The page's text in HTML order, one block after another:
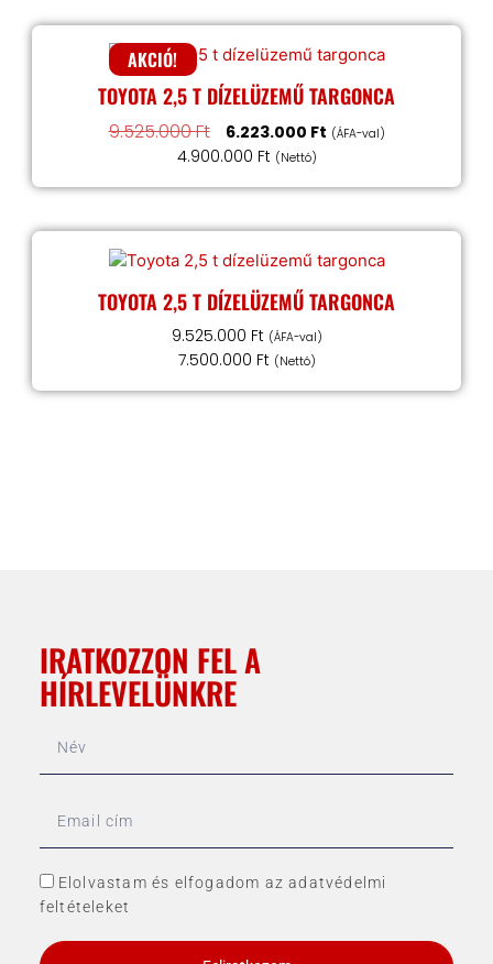
AKCIÓ!
TOYOTA 2,5 T DÍZELÜZEMŰ TARGONCA
9.525.000Ft 6.223.000 Ft (ÁFA-val)
4.900.000 Ft (Nettó)
TOYOTA 2,5 T DÍZELÜZEMŰ TARGONCA
9.525.000 Ft (ÁFA-val)
7.500.000 Ft (Nettó)
IRATKOZZON FEL A
HÍRLEVELÜNKRE
Elolvastam és elfogadom az adatvédelmi
feltételeket